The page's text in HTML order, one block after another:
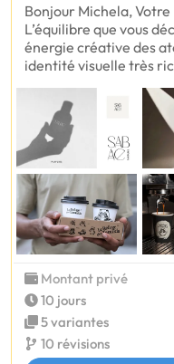
Bonjour Michela,
L’équilibre que vous
énergie créative des
identité visuelle très
Montant privé
10 jours
5 variantes
10 révisions